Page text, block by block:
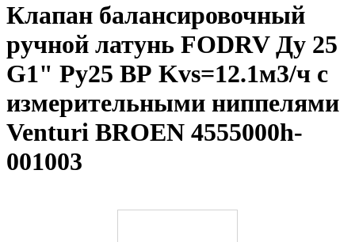
Клапан балансировочный
ручной латунь FODRV Ду 25
G1" Ру25 ВР Kvs=12.1м3/ч с
измерительными ниппелями
Venturi BROEN 4555000h-
001003